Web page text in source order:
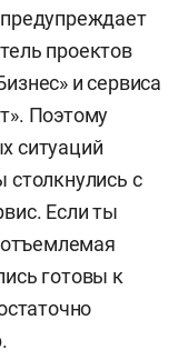
проектов
и сервиса
Поэтому
ситуаций
с
Если ты
готовы к